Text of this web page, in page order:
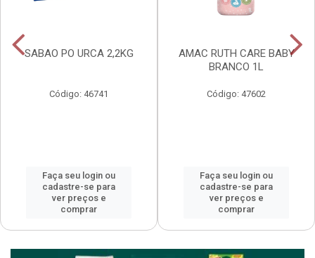
SABAO PO URCA 2,2KG
Código: 46741
Faça seu login ou
cadastre-se para
ver preços e
comprar
AMAC RUTH CARE BABY
BRANCO 1L
Código: 47602
Faça seu login ou
cadastre-se para
ver preços e
comprar